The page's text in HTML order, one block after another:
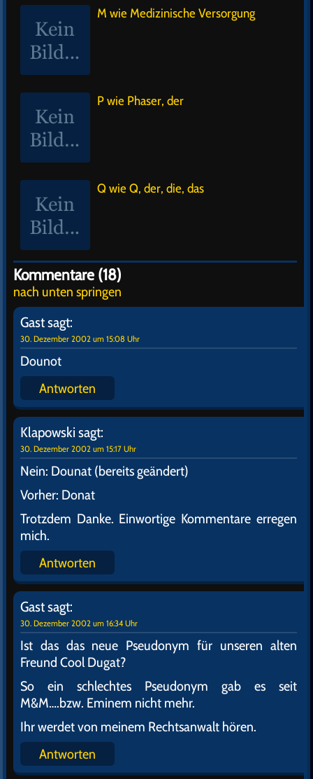
M wie Medizinische Versorgung
P wie Phaser, der
Q wie Q, der, die, das
Kommentare (18)
nach unten springen
Gastsagt:
30. Dezember 2002 um 15:08 Uhr
Dounot
Antworten
Klapowski sagt:
30. Dezember 2002 um 15:17 Uhr
Nein: Dounat (bereits geändert)
Vorher: Donat
Trotzdem Danke. Einwortige Kommentare erregen
mich.
Antworten
Gastsagt:
30. Dezember 2002 um 16:34 Uhr
Ist das das neue Pseudonym für unseren alten
Freund Cool Dugat?
So ein schlechtes Pseudonym gab es seit
M&M….bzw. Eminem nicht mehr.
Ihr werdet von meinem Rechtsanwalt hören.
Antworten